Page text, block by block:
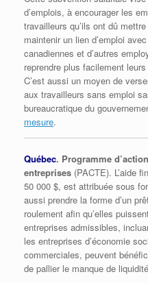
d’emplois, à encourager les
travailleurs qu’ils ont dû
maintenir un lien d’emploi
canadiennes et d’autres
reprendre plus facilement
C’est aussi un moyen de
aux travailleurs sans emploi
bureaucratique du
mesure.
Québec. Programme
entreprises (PACTE). L’aide
50 000 $, est attribuée sous
aussi prendre la forme d’un
roulement afin qu’elles
entreprises admissibles,
les entreprises d’économie
commerciales, peuvent
de pallier le manque de